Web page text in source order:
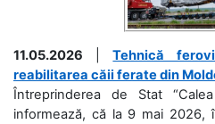
11.05.2026 |Tehnică
reabilitarea căii ferate din
Întreprinderea de Stat
informează, că la 9 mai 2026,